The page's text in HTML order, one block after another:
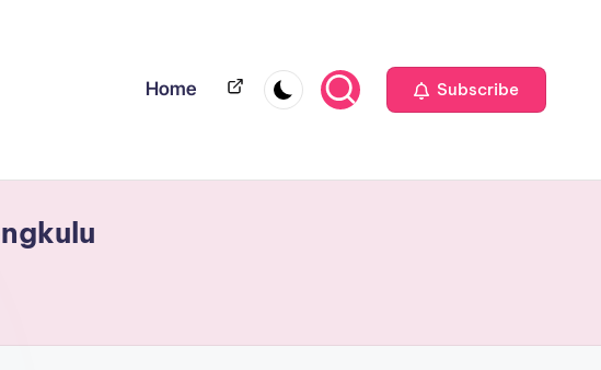
Home Home Subscribe